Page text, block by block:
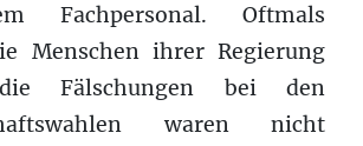
Fachpersonal. Oftmals
Menschen ihrer Regierung
Fälschungen bei den
waren nicht